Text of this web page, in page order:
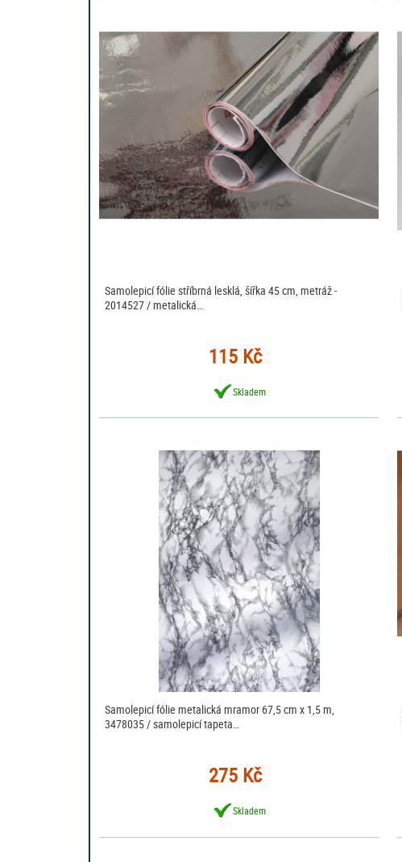
Samolepicí fólie stříbrná lesklá, šířka 45 cm, metráž -
2014527 / metalická…
115 Kč
Skladem
Samolepicí fólie metalická mramor 67,5 cm x 1,5 m,
3478035 / samolepicí tapeta…
275 Kč
Skladem